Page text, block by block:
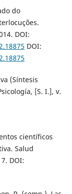
do
DOI:
DOI:
(Síntesis
[S. I.], v.
científicos
Salud
DOI: